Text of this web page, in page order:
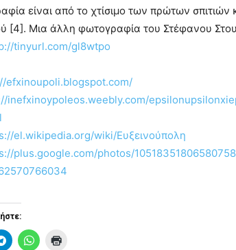
είναι από το χτίσιμο των πρώτων σπιτιών
[4]. Μια άλλη φωτογραφία του Στέφανου
tinyurl.com/gl8wtpo
efxinoupoli.blogspot.com/
inefxinoypoleos.weebly.com/
el.wikipedia.org/wiki/Ευξεινούπολη
plus.google.com/photos/